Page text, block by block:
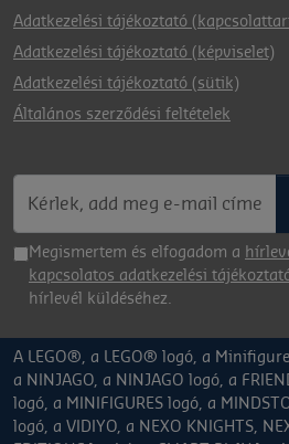
Adatkezelési tájékoztató
Adatkezelési tájékoztató (képviselet)
Adatkezelési tájékoztató (sütik)
Általános szerződési feltételek
Megismertem és elfogadom a
kapcsolatos adatkezelési
hírlevél küldéséhez.
A LEGO®, a LEGO® logó, a
a NINJAGO, a NINJAGO logó, a
logó, a MINIFIGURES logó, a
logó, a VIDIYO, a NEXO KNIGHTS,